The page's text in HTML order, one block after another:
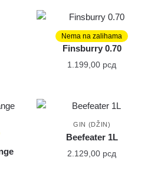
Nema na zalihama
GIN (DŽIN)
Finsburry 0.70
1.199,00 рсд
GIN (DŽIN)
Beefeater 1L
2.129,00 рсд